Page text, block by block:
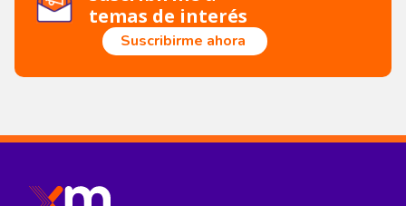
temas de interés
Suscribirme ahora